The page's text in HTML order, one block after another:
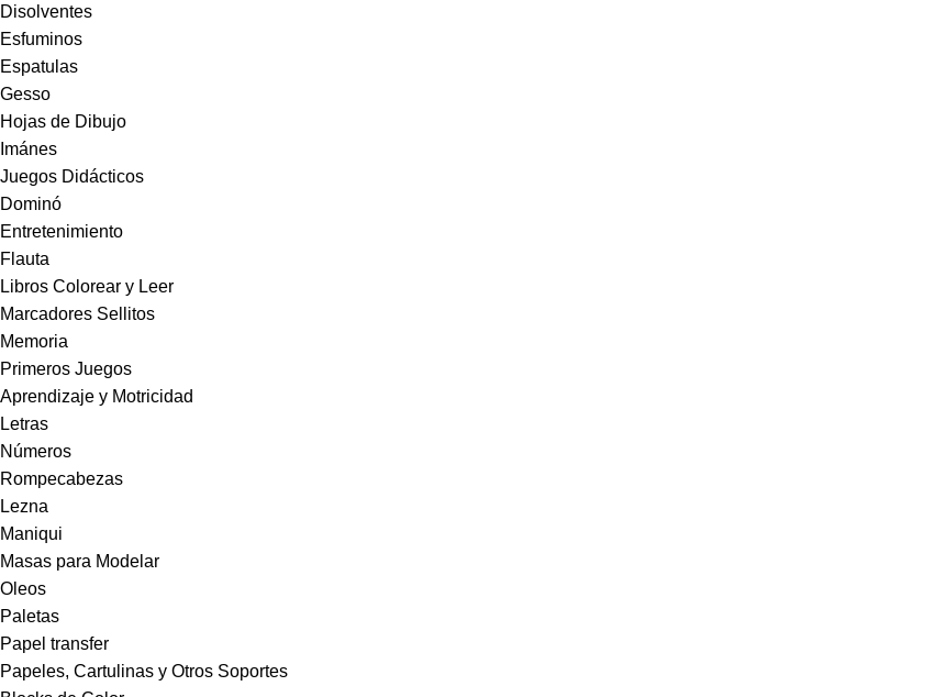
Disolventes
Esfuminos
Espatulas
Gesso
Hojas de Dibujo
Imánes
Juegos Didácticos
Dominó
Entretenimiento
Flauta
Libros Colorear y Leer
Marcadores Sellitos
Memoria
Primeros Juegos
Aprendizaje y Motricidad
Letras
Números
Rompecabezas
Lezna
Maniqui
Masas para Modelar
Oleos
Paletas
Papel transfer
Papeles, Cartulinas y Otros Soportes